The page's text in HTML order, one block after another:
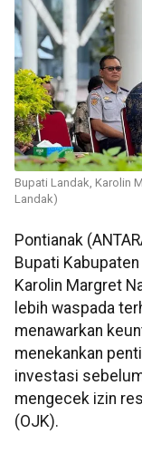
Bupati Landak, Karolin
Landak)
Pontianak
Bupati
Karolin Margret
lebih waspada
menawarkan
menekankan
investasi
mengecek izin
(OJK).